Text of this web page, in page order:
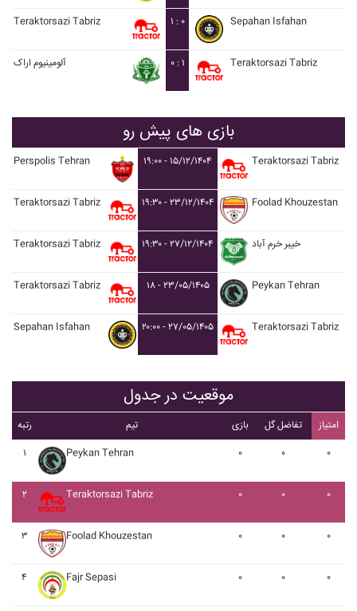
Teraktorsazi Tabriz ۱ : ۰ Sepahan Isfahan
آلومينيوم اراک ۰ : ۱ Teraktorsazi Tabriz
بازی های پیش رو
Perspolis Tehran ۱۹:۰۰ - ۱۵/۱۲/۱۴۰۴ Teraktorsazi Tabriz
Teraktorsazi Tabriz ۱۹:۳۰ - ۲۳/۱۲/۱۴۰۴ Foolad Khouzestan
Teraktorsazi Tabriz ۱۹:۳۰ - ۲۷/۱۲/۱۴۰۴ خيبر خرم آباد
Teraktorsazi Tabriz ۱۸ - ۲۳/۰۵/۱۴۰۵ Peykan Tehran
Sepahan Isfahan ۲۰:۰۰ - ۲۷/۰۵/۱۴۰۵ Teraktorsazi Tabriz
موقعیت در جدول
رتبه تیم بازی تفاضل گل
امتیاز
۱
Peykan Tehran ۰ ۰ ۰
۲ Teraktorsazi Tabriz ۰ ۰ ۰
۳ Foolad Khouzestan ۰ ۰ ۰
۴ Fajr Sepasi ۰ ۰ ۰